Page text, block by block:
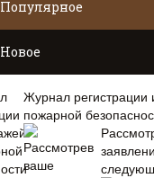
Популярное
Новое
Журнал регистрации
пожарной